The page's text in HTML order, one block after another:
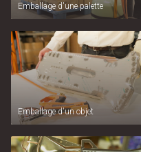
Emballage d'une palette
Emballage d'un objet